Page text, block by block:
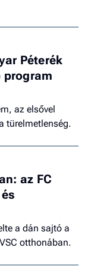
Péterék
program
az elsővel
türelmetlenség.
az FC
a dán sajtó a
otthonában.